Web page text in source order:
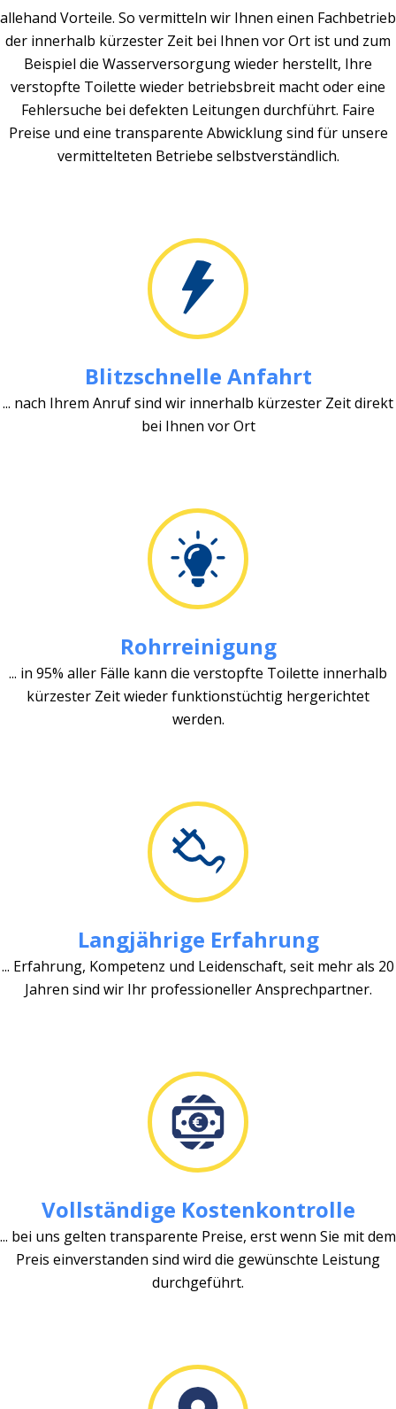
allehand Vorteile. So vermitteln wir Ihnen einen Fachbetrieb
der innerhalb kürzester Zeit bei Ihnen vor Ort ist und zum
Beispiel die Wasserversorgung wieder herstellt, Ihre
verstopfte Toilette wieder betriebsbreit macht oder eine
Fehlersuche bei defekten Leitungen durchführt. Faire
Preise und eine transparente Abwicklung sind für unsere
vermittelteten Betriebe selbstverständlich.
Blitzschnelle Anfahrt
... nach Ihrem Anruf sind wir innerhalb kürzester Zeit direkt
bei Ihnen vor Ort
Rohrreinigung
... in 95% aller Fälle kann die verstopfte Toilette innerhalb
kürzester Zeit wieder funktionstüchtig hergerichtet
werden.
Langjährige Erfahrung
... Erfahrung, Kompetenz und Leidenschaft, seit mehr als 20
Jahren sind wir Ihr professioneller Ansprechpartner.
Vollständige Kostenkontrolle
... bei uns gelten transparente Preise, erst wenn Sie mit dem
Preis einverstanden sind wird die gewünschte Leistung
durchgeführt.